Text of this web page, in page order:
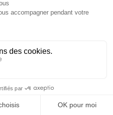
catalogue
la CANUT
publications